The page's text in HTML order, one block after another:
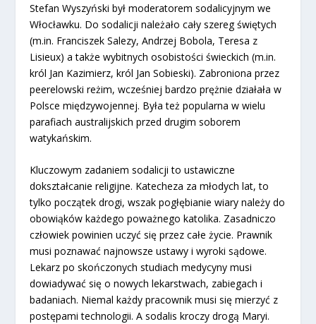
Stefan Wyszyński był moderatorem sodalicyjnym we
Włocławku. Do sodalicji należało cały szereg świętych
(m.in. Franciszek Salezy, Andrzej Bobola, Teresa z
Lisieux) a także wybitnych osobistości świeckich (m.in.
król Jan Kazimierz, król Jan Sobieski). Zabroniona przez
peerelowski reżim, wcześniej bardzo prężnie działała w
Polsce międzywojennej. Była też popularna w wielu
parafiach australijskich przed drugim soborem
watykańskim.
Kluczowym zadaniem sodalicji to ustawiczne
dokształcanie religijne. Katecheza za młodych lat, to
tylko początek drogi, wszak pogłębianie wiary należy do
obowiąków każdego poważnego katolika. Zasadniczo
człowiek powinien uczyć się przez całe życie. Prawnik
musi poznawać najnowsze ustawy i wyroki sądowe.
Lekarz po skończonych studiach medycyny musi
dowiadywać się o nowych lekarstwach, zabiegach i
badaniach. Niemal każdy pracownik musi się mierzyć z
postępami technologii. A sodalis kroczy drogą Maryi.